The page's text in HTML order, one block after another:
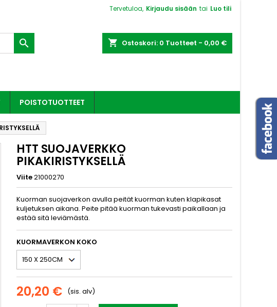
Tervetuloa, Kirjaudu sisään tai Luo tili
shopping_cart Ostoskori: 0 Tuotteet - 0,00 €

POISTOTUOTTEET
HTT SUOJAVERKKO
PIKAKIRISTYKSELLÄ
Viite21000270
Kuorman suojaverkon avulla peität kuorman kuten klapikasat
kuljetuksen aikana. Peite pitää kuorman tukevasti paikallaan ja
estää sitä leviämästä.
KUORMAVERKON KOKO
20,20 € (sis. alv)